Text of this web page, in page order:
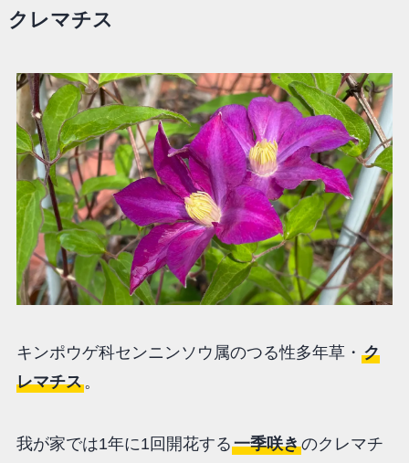
クレマチス
キンポウゲ科センニンソウ属のつる性多年草・ ク
レマチス。
我が家では1年に1回開花する一季咲きのクレマチ